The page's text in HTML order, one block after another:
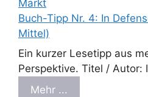
Buch-Tipp Nr. 4: In
Mittel)
Ein kurzer Lesetipp aus
Perspektive. Titel / Autor:
Mehr ...